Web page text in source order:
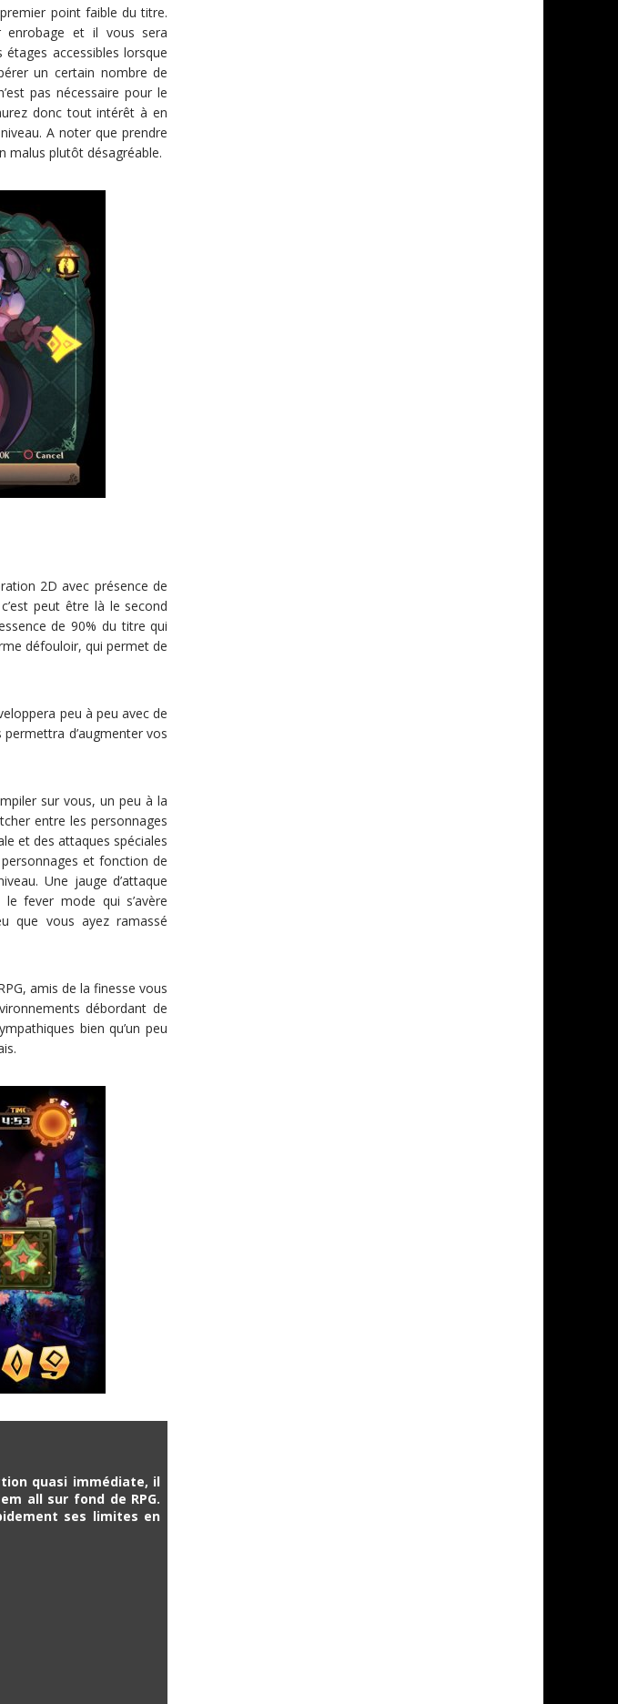
point faible du titre.
enrobage et il vous sera
accessibles lorsque
un certain nombre de
pas nécessaire pour le
donc tout intérêt à en
A noter que prendre
malus plutôt désagréable.
2D avec présence de
peut être là le second
de 90% du titre qui
défouloir, qui permet de
peu à peu avec de
d’augmenter vos
sur vous, un peu à la
entre les personnages
et des attaques spéciales
et fonction de
Une jauge d’attaque
fever mode qui s’avère
que vous ayez ramassé
amis de la finesse vous
débordant de
bien qu’un peu
quasi immédiate, il
all sur fond de RPG.
ses limites en